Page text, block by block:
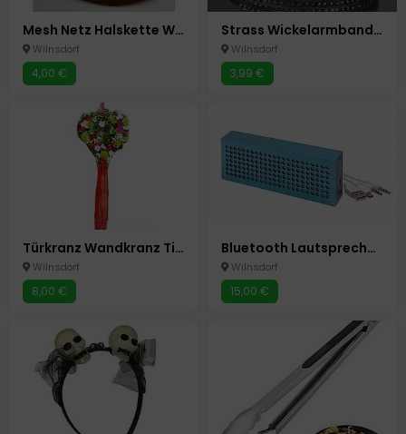
Mesh Netz Halskette Wickelarmband 6Farben
Wilnsdorf
4,00 €
Strass Wickelarmband Lederoptik weiß - grau
Wilnsdorf
3,99 €
Türkranz Wandkranz Tischkranz Blumen Neu Herz
Wilnsdorf
8,00 €
Bluetooth Lautsprecher Box Speaker "Brick " Blau Neu
Wilnsdorf
15,00 €